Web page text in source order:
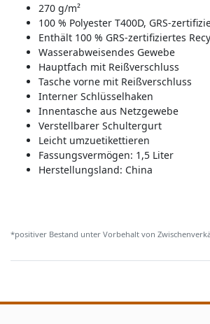
270 g/m²
100 % Polyester T400D, GRS-
Enthält 100 % GRS-zertifiziertes
Wasserabweisendes Gewebe
Hauptfach mit Reißverschluss
Tasche vorne mit Reißverschluss
Interner Schlüsselhaken
Innentasche aus Netzgewebe
Verstellbarer Schultergurt
Leicht umzuetikettieren
Fassungsvermögen: 1,5 Liter
Herstellungsland: China
*positiver Bestand unter Vorbehalt von